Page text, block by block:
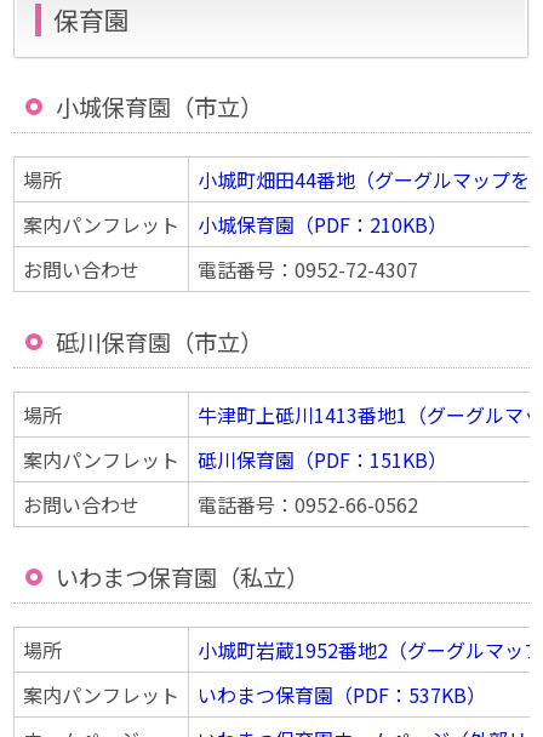
保育園
小城保育園（市立）
場所
小城町畑田44番地（グーグルマップを
案内パンフレット
小城保育園（PDF：210KB）
お問い合わせ
電話番号：0952-72-4307
砥川保育園（市立）
場所
牛津町上砥川1413番地1（グーグルマ
案内パンフレット
砥川保育園（PDF：151KB）
お問い合わせ
電話番号：0952-66-0562
いわまつ保育園（私立）
場所
小城町岩蔵1952番地2（グーグルマッ
案内パンフレット
いわまつ保育園（PDF：537KB）